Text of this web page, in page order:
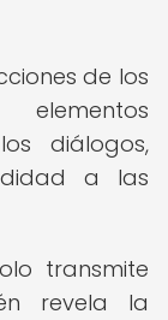
de los
diálogos,
a las
transmite
revela la